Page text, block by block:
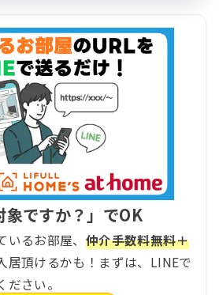
象ですか？」でOK
るお部屋、 仲介手数料無料＋
居頂けるかも！まずは、LINEで
さい。